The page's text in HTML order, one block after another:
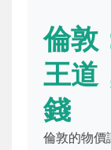
倫敦
王道
錢
倫敦的物價